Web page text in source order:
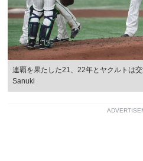
連覇を果たした21、22年とヤクルトは
Sanuki